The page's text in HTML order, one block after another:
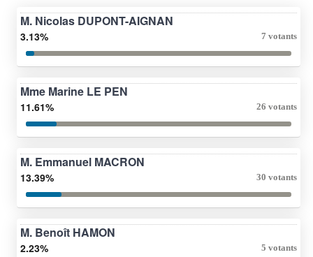
M. Nicolas DUPONT-AIGNAN
3.13% 7 votants
Mme Marine LE PEN
11.61% 26 votants
M. Emmanuel MACRON
13.39% 30 votants
M. Benoît HAMON
2.23% 5 votants